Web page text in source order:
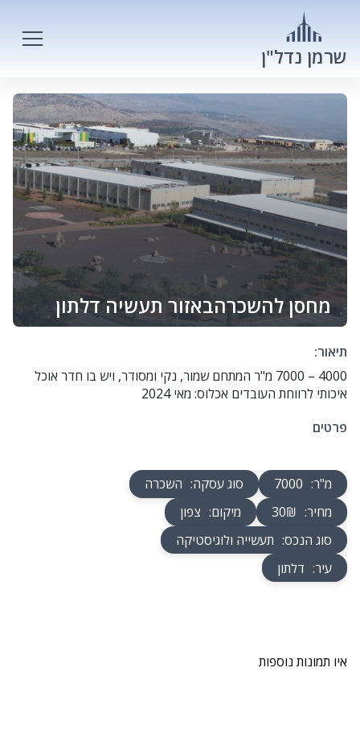
שרמן נדל"ן
מחסן להשכרהבאזור תעשיה דלתון
תיאור:
4000 – 7000 מ"ר המתחם שמור, נקי ומסודר, ויש בו חדר אוכל
איכותי לרווחת העובדים אכלוס: מאי 2024
פרטים
מ"ר:
7000 סוג עסקה: השכרה
מחיר:
30₪ מיקום: צפון
סוג הנכס: תעשייה ולוגיסטיקה
עיר: דלתון
איו תמונות נוספות